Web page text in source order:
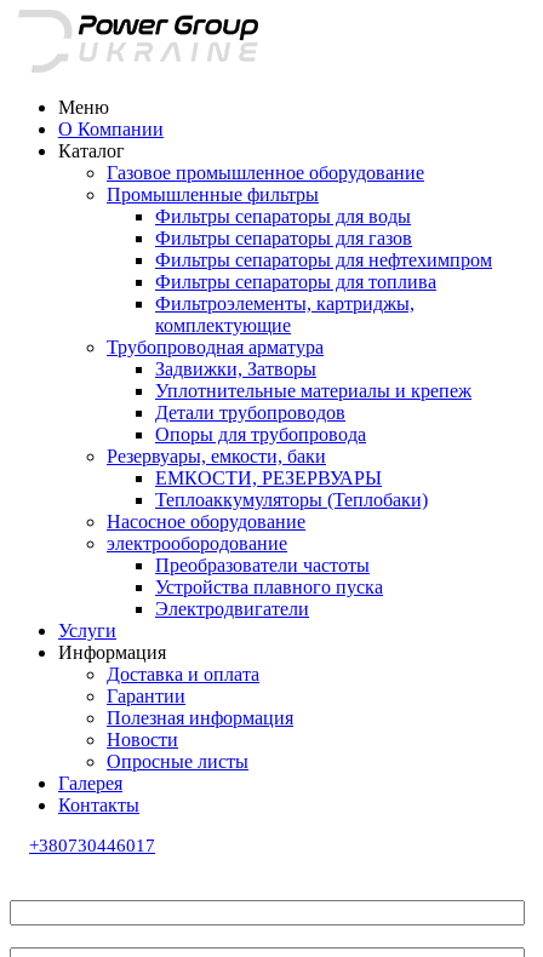
Меню
О Компании
Каталог
Газовое промышленное оборудование
Промышленные фильтры
Фильтры сепараторы для воды
Фильтры сепараторы для газов
Фильтры сепараторы для нефтехимпром
Фильтры сепараторы для топлива
Фильтроэлементы, картриджы,
комплектующие
Трубопроводная арматура
Задвижки, Затворы
Уплотнительные материалы и крепеж
Детали трубопроводов
Опоры для трубопровода
Резервуары, емкости, баки
ЕМКОСТИ, РЕЗЕРВУАРЫ
Теплоаккумуляторы (Теплобаки)
Насосное оборудование
электрообородование
Преобразователи частоты
Устройства плавного пуска
Электродвигатели
Услуги
Информация
Доставка и оплата
Гарантии
Полезная информация
Новости
Опросные листы
Галерея
Контакты
+380730446017